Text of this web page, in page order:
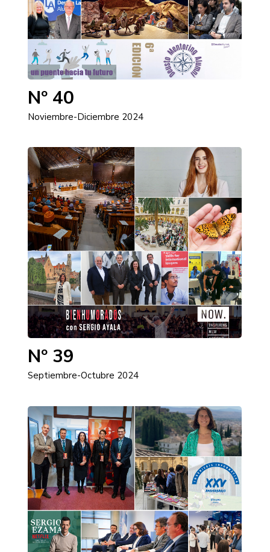
Nº 40
Noviembre-Diciembre 2024
Nº 39
Septiembre-Octubre 2024